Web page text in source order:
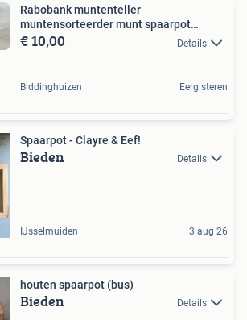
Rabobank muntenteller
muntensorteerder munt spaarpot
sleutel
€ 10,00 Details
Biddinghuizen Eergisteren
Spaarpot - Clayre & Eef!
Bieden Details
IJsselmuiden 3 aug 26
houten spaarpot (bus)
Bieden Details